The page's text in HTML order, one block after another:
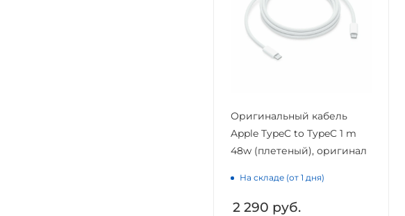
Оригинальный кабель
Apple TypeC to TypeC 1 m
48w (плетеный), оригинал
На складе (от 1 дня)
2 290 руб.